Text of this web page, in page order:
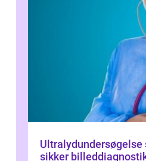
Ultralydundersøgelse
sikker